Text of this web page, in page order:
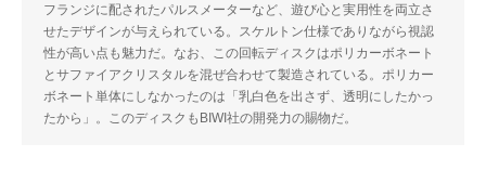
フランジに配されたパルスメーターなど、遊び心と実用性を両立さ
せたデザインが与えられている。スケルトン仕様でありながら視認
性が高い点も魅力だ。なお、この回転ディスクはポリカーボネート
とサファイアクリスタルを混ぜ合わせて製造されている。ポリカー
ボネート単体にしなかったのは「乳白色を出さず、透明にしたかっ
たから」。このディスクもBIWI社の開発力の賜物だ。